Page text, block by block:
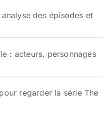
des épisodes et
: acteurs, personnages
regarder la série The